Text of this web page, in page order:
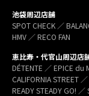
池袋周辺店舗
SPOT CHECK ／
HMV ／ RECO FAN
恵比寿・代官山周辺店
DÉTENTE ／ EPICE du
CALIFORNIA STREET
READY STEADY GO! ／